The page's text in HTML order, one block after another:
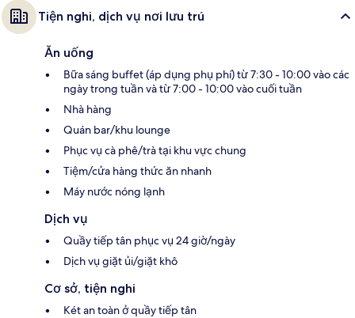
Tiện nghi, dịch vụ nơi lưu trú
Ăn uống
Bữa sáng buffet (áp dụng phụ phí) từ 7:30 - 10:00 vào các
ngày trong tuần và từ 7:00 - 10:00 vào cuối tuần
Nhà hàng
Quán bar/khu lounge
Phục vụ cà phê/trà tại khu vực chung
Tiệm/cửa hàng thức ăn nhanh
Máy nước nóng lạnh
Dịch vụ
Quầy tiếp tân phục vụ 24 giờ/ngày
Dịch vụ giặt ủi/giặt khô
Cơ sở, tiện nghi
Két an toàn ở quầy tiếp tân